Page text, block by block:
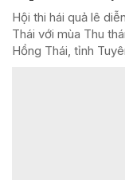
Hội thi hái quả lê
Thái với mùa Thu
Hồng Thái, tỉnh